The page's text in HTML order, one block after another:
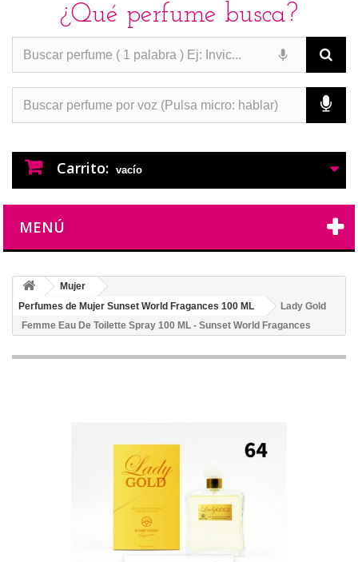
¿Qué perfume busca?
Carrito: vacío
MENÚ
Mujer
Perfumes de Mujer Sunset World Fragances 100 ML
Lady Gold
Femme Eau De Toilette Spray 100 ML - Sunset World Fragances